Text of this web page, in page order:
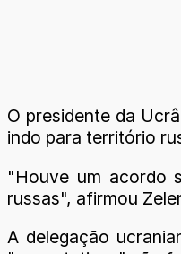
O presidente da
indo para território
"Houve um acordo
russas", afirmou
A delegação